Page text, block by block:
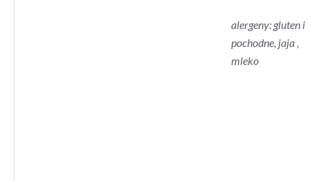
alergeny: gluten i
pochodne, jaja ,
mleko